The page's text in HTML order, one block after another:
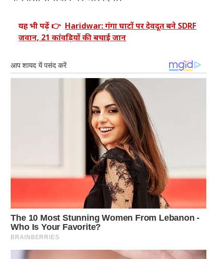
यह भी पढ़ें 👉 Haridwar: गंगा घाटों पर देवदूत बने SDRF
जवान, 21 कांवड़ियों की बचाई जान